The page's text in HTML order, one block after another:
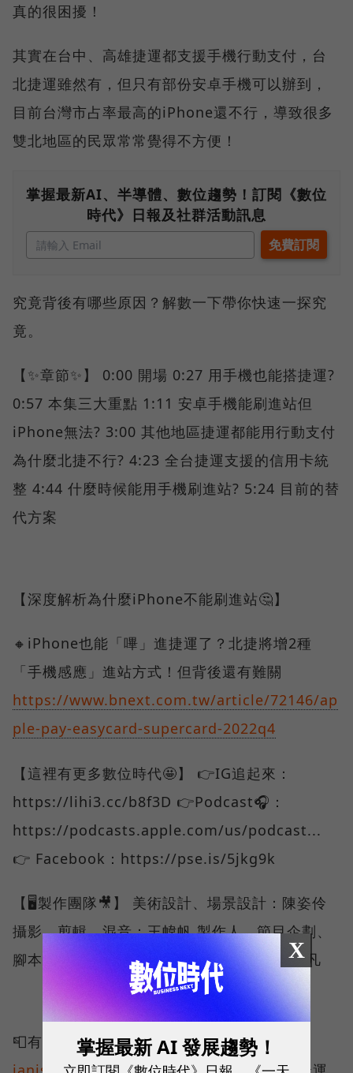
真的很困擾！
其實在台中、高雄捷運都支援手機行動支付，台
北捷運雖然有，但只有部份安卓手機可以辦到，
目前台灣市占率最高的iPhone還不行，導致很多
雙北地區的民眾常常覺得不方便！
掌握最新AI、半導體、數位趨勢！訂閱《數位
時代》日報及社群活動訊息
究竟背後有哪些原因？解數一下帶你快速一探究
竟。
【✨章節✨】 0:00 開場 0:27 用手機也能搭捷運?
0:57 本集三大重點 1:11 安卓手機能刷進站但
iPhone無法? 3:00 其他地區捷運都能用行動支付
為什麼北捷不行? 4:23 全台捷運支援的信用卡統
整 4:44 什麼時候能用手機刷進站? 5:24 目前的替
代方案
【深度解析為什麼iPhone不能刷進站🤔】
🔸iPhone也能「嗶」進捷運了？北捷將增2種
「手機感應」進站方式！但背後還有難關
https://www.bnext.com.tw/article/72146/ap
ple-pay-easycard-supercard-2022q4
【這裡有更多數位時代🤩】 👉IG追起來：
https://lihi3.cc/b8f3D 👉Podcast🎧：
https://podcasts.apple.com/us/podcast...
👉 Facebook：https://pse.is/5jkg9k
【🖥️製作團隊🎥】 美術設計、場景設計：陳姿伶
攝影、剪輯、混音：王幃帆 製作人、節目企劃、
腳本：錢玉紘 主持：隋昱嬋 拍攝協力：蔣逸凡
📮有合作需求請洽：
X
掌握最新 AI 發展趨勢！